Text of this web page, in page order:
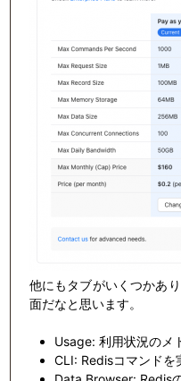
他にもタブがいくつかあ
面だなと思います。
Usage: 利用状況のメ
CLI: Redisコマンドを